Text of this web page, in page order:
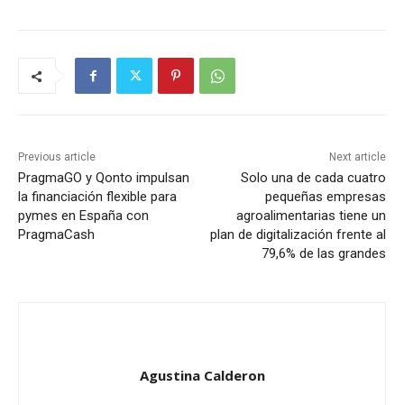
Previous article
PragmaGO y Qonto impulsan
la financiación flexible para
pymes en España con
PragmaCash
Next article
Solo una de cada cuatro
pequeñas empresas
agroalimentarias tiene un
plan de digitalización frente al
79,6% de las grandes
Agustina Calderon